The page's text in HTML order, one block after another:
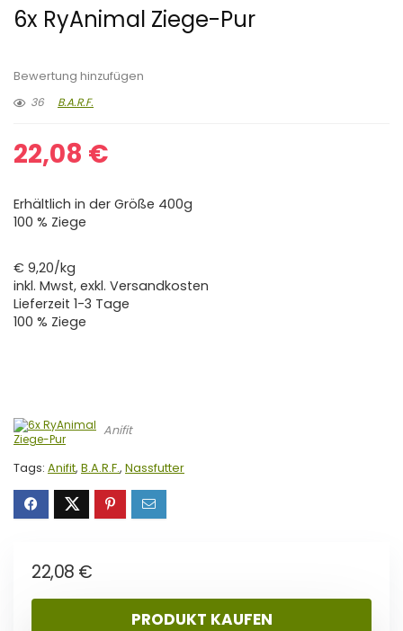
6x RyAnimal Ziege-Pur
Bewertung hinzufügen
36
B.A.R.F.
22,08 €
Erhältlich in der Größe 400g
100 % Ziege
€ 9,20/kg
inkl. Mwst, exkl. Versandkosten
Lieferzeit 1-3 Tage
100 % Ziege
Anifit
Tags: Anifit, B.A.R.F., Nassfutter
22,08 €
PRODUKT KAUFEN